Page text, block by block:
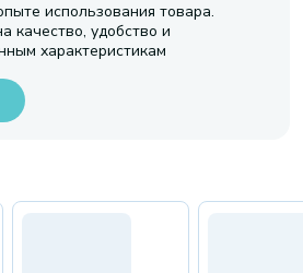
использования товара.
качество, удобство и
характеристикам